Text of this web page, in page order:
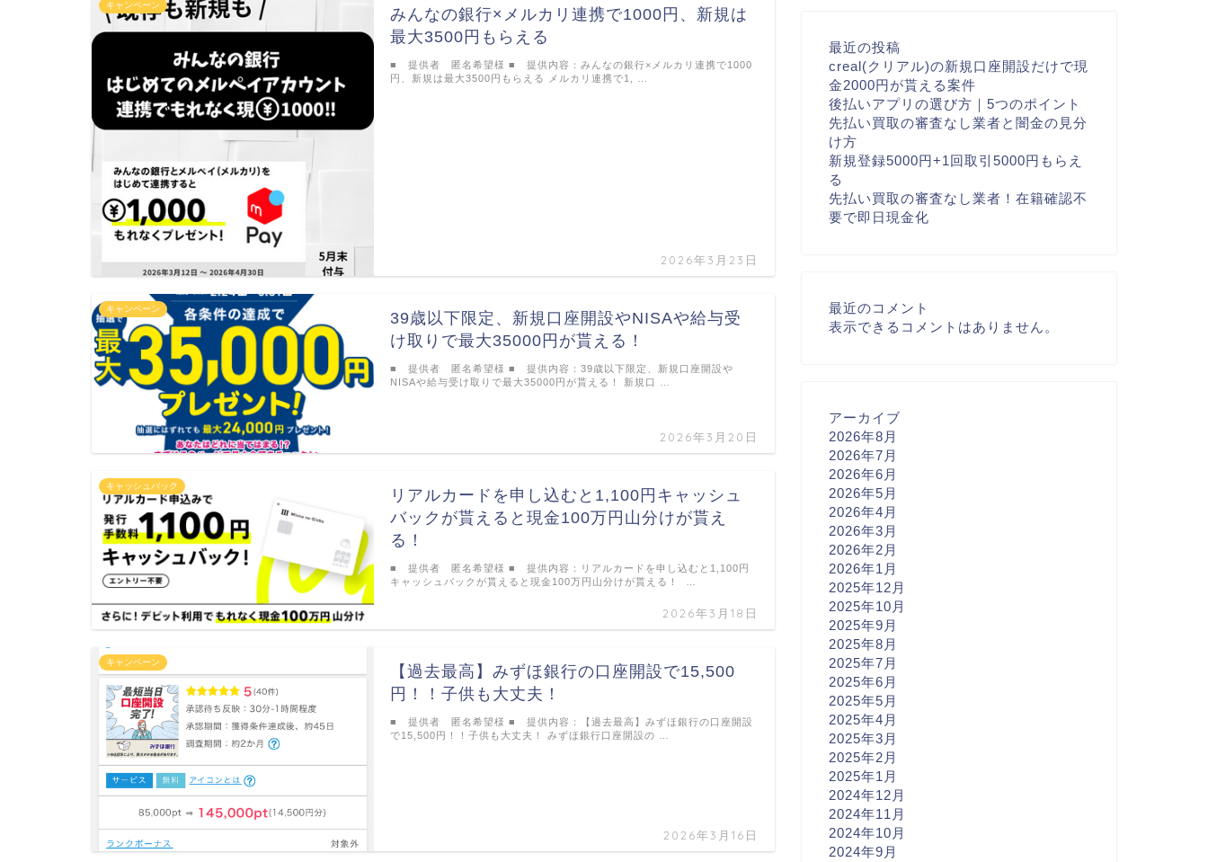
キャンペーン
みんなの銀行×メルカリ連携で1000円、新規は
最大3500円もらえる
2026年3月23日
■ 提供者 匿名希望様 ■ 提供内容：みんなの銀行×メルカリ連携で1000
円、新規は最大3500円もらえる メルカリ連携で1, …
キャンペーン
39歳以下限定、新規口座開設やNISAや給与受
け取りで最大35000円が貰える！
2026年3月20日
■ 提供者 匿名希望様 ■ 提供内容：39歳以下限定、新規口座開設や
NISAや給与受け取りで最大35000円が貰える！ 新規口 …
キャッシュバック
リアルカードを申し込むと1,100円キャッシュ
バックが貰えると現金100万円山分けが貰え
る！
2026年3月18日
■ 提供者 匿名希望様 ■ 提供内容：リアルカードを申し込むと1,100円
キャッシュバックが貰えると現金100万円山分けが貰える！ …
キャンペーン
【過去最高】みずほ銀行の口座開設で15,500
円！！子供も大丈夫！
2026年3月16日
■ 提供者 匿名希望様 ■ 提供内容：【過去最高】みずほ銀行の口座開設
で15,500円！！子供も大丈夫！ みずほ銀行口座開設の …
最近の投稿
creal(クリアル)の新規口座開設だけで現
金2000円が貰える案件
後払いアプリの選び方｜5つのポイント
先払い買取の審査なし業者と闇金の見分
け方
新規登録5000円+1回取引5000円もらえ
る
先払い買取の審査なし業者！在籍確認不
要で即日現金化
最近のコメント
表示できるコメントはありません。
アーカイブ
2026年8月
2026年7月
2026年6月
2026年5月
2026年4月
2026年3月
2026年2月
2026年1月
2025年12月
2025年10月
2025年9月
2025年8月
2025年7月
2025年6月
2025年5月
2025年4月
2025年3月
2025年2月
2025年1月
2024年12月
2024年11月
2024年10月
2024年9月